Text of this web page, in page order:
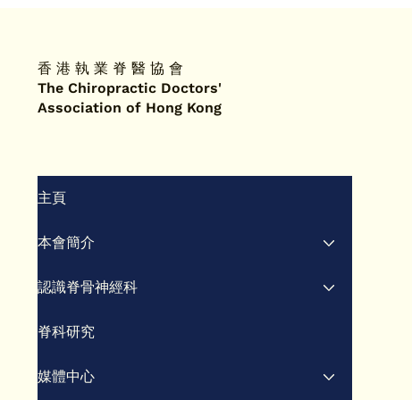
香港脊醫 2023 11月刊
香 港 執 業 脊 醫 協 會
The Chiropractic Doctors'
Association of Hong Kong
主頁
本會簡介
認識脊骨神經科
脊科研究
媒體中心